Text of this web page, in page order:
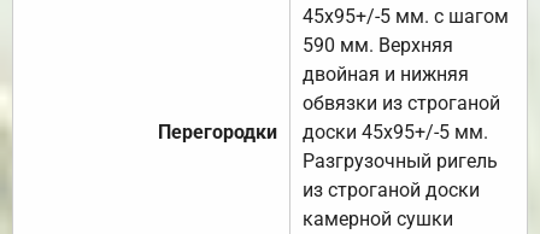
Перегородки
45х95+/-5 мм. с шагом
590 мм. Верхняя
двойная и нижняя
обвязки из строганой
доски 45х95+/-5 мм.
Разгрузочный ригель
из строганой доски
камерной сушки